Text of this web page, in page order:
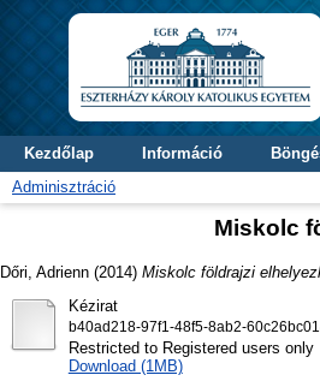
Kezdőlap Információ
Adminisztráció
Miskolc
Dőri, Adrienn (2014) Miskolc földrajzi
Kézirat
b40ad218-97f1-48f5-8ab2-
Restricted to Registered users only
Download (1MB)